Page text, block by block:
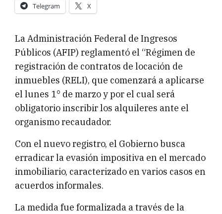
Telegram X
La Administración Federal de Ingresos
Públicos (AFIP) reglamentó el “Régimen de
registración de contratos de locación de
inmuebles (RELI), que comenzará a aplicarse
el lunes 1° de marzo y por el cual será
obligatorio inscribir los alquileres ante el
organismo recaudador.
Con el nuevo registro, el Gobierno busca
erradicar la evasión impositiva en el mercado
inmobiliario, caracterizado en varios casos en
acuerdos informales.
La medida fue formalizada a través de la